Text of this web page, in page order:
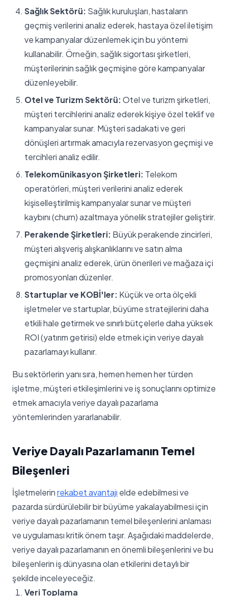
Sağlık Sektörü: Sağlık kuruluşları, hastaların
geçmiş verilerini analiz ederek, hastaya özel iletişim
ve kampanyalar düzenlemek için bu yöntemi
kullanabilir. Örneğin, sağlık sigortası şirketleri,
müşterilerinin sağlık geçmişine göre kampanyalar
düzenleyebilir.
Otel ve Turizm Sektörü:Otel ve turizm şirketleri,
müşteri tercihlerini analiz ederek kişiye özel teklif ve
kampanyalar sunar. Müşteri sadakati ve geri
dönüşleri artırmak amacıyla rezervasyon geçmişi ve
tercihleri analiz edilir.
Telekomünikasyon Şirketleri: Telekom
operatörleri, müşteri verilerini analiz ederek
kişiselleştirilmiş kampanyalar sunar ve müşteri
kaybını (churn) azaltmaya yönelik stratejiler geliştirir.
Perakende Şirketleri: Büyük perakende zincirleri,
müşteri alışveriş alışkanlıklarını ve satın alma
geçmişini analiz ederek, ürün önerileri ve mağaza içi
promosyonları düzenler.
Startuplar ve KOBİ'ler: Küçük ve orta ölçekli
işletmeler ve startuplar, büyüme stratejilerini daha
etkili hale getirmek ve sınırlı bütçelerle daha yüksek
ROI (yatırım getirisi) elde etmek için veriye dayalı
pazarlamayı kullanır.
Bu sektörlerin yanı sıra, hemen hemen her türden
işletme, müşteri etkileşimlerini ve iş sonuçlarını optimize
etmek amacıyla veriye dayalı pazarlama
yöntemlerinden yararlanabilir.
Veriye Dayalı Pazarlamanın Temel
Bileşenleri
İşletmelerinrekabet avantajı elde edebilmesi ve
pazarda sürdürülebilir bir büyüme yakalayabilmesi için
veriye dayalı pazarlamanın temel bileşenlerini anlaması
ve uygulaması kritik önem taşır. Aşağıdaki maddelerde,
veriye dayalı pazarlamanın en önemli bileşenlerini ve bu
bileşenlerin iş dünyasına olan etkilerini detaylı bir
şekilde inceleyeceğiz.
Veri Toplama